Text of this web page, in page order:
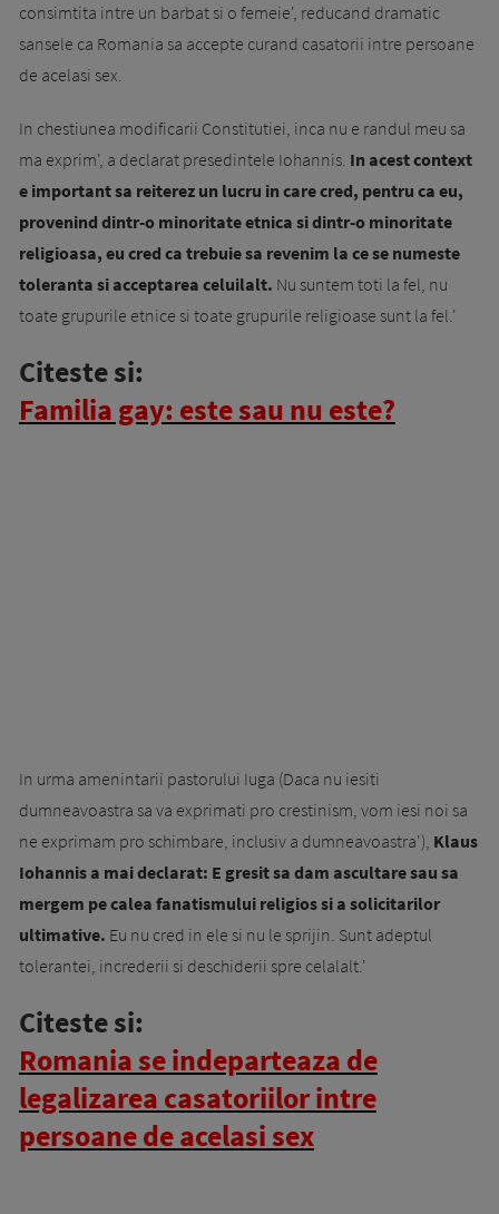
consimtita intre un barbat si o femeie', reducand dramatic
sansele ca Romania sa accepte curand casatorii intre persoane
de acelasi sex.
In chestiunea modificarii Constitutiei, inca nu e randul meu sa
ma exprim', a declarat presedintele Iohannis. In acest context
e important sa reiterez un lucru in care cred, pentru ca eu,
provenind dintr-o minoritate etnica si dintr-o minoritate
religioasa, eu cred ca trebuie sa revenim la ce se numeste
toleranta si acceptarea celuilalt. Nu suntem toti la fel, nu
toate grupurile etnice si toate grupurile religioase sunt la fel.'
Citeste si:
Familia gay: este sau nu este?
In urma amenintarii pastorului Iuga (Daca nu iesiti
dumneavoastra sa va exprimati pro crestinism, vom iesi noi sa
ne exprimam pro schimbare, inclusiv a dumneavoastra'), Klaus
Iohannis a mai declarat: E gresit sa dam ascultare sau sa
mergem pe calea fanatismului religios si a solicitarilor
ultimative. Eu nu cred in ele si nu le sprijin. Sunt adeptul
tolerantei, increderii si deschiderii spre celalalt.'
Citeste si:
Romania se indeparteaza de
legalizarea casatoriilor intre
persoane de acelasi sex